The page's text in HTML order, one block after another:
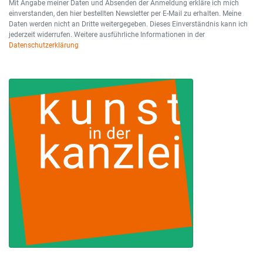
Mit Angabe meiner Daten und Absenden der Anmeldung erkläre ich mich
einverstanden, den hier bestellten Newsletter per E-Mail zu erhalten. Meine
Daten werden nicht an Dritte weitergegeben. Dieses Einverständnis kann ich
jederzeit widerrufen. Weitere ausführliche Informationen in der
Datenschutzerklärung